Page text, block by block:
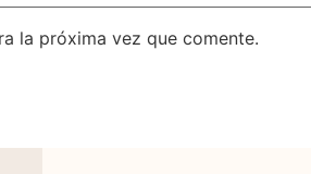
la próxima vez que comente.